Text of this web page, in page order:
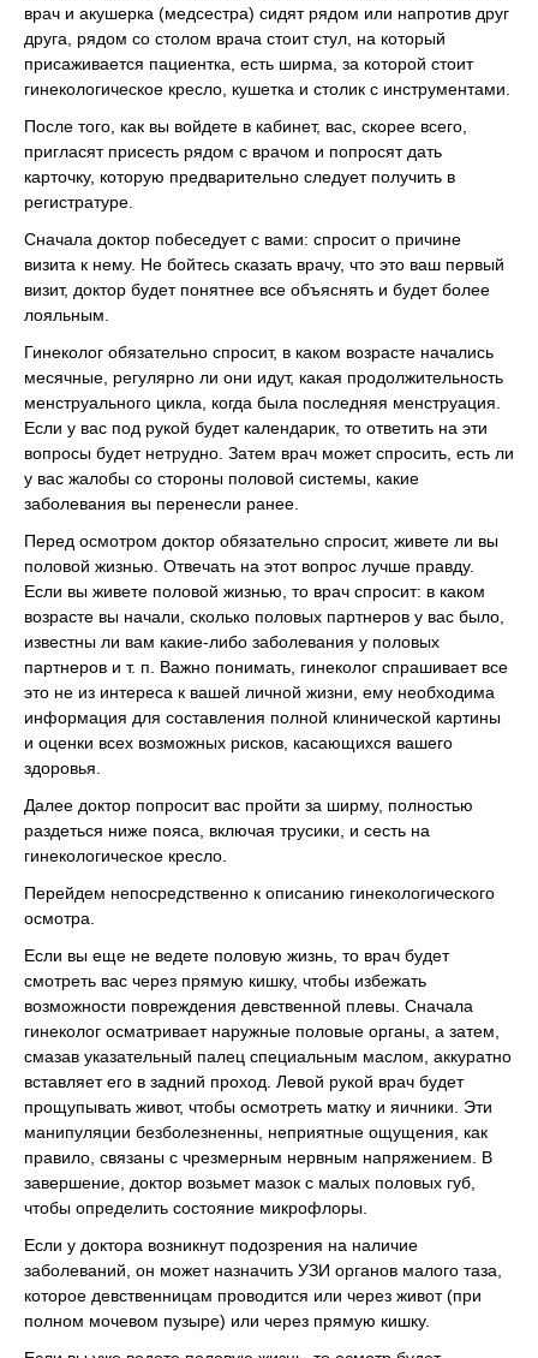
врач и акушерка (медсестра) сидят рядом или напротив друг
друга, рядом со столом врача стоит стул, на который
присаживается пациентка, есть ширма, за которой стоит
гинекологическое кресло, кушетка и столик с инструментами.
После того, как вы войдете в кабинет, вас, скорее всего,
пригласят присесть рядом с врачом и попросят дать
карточку, которую предварительно следует получить в
регистратуре.
Сначала доктор побеседует с вами: спросит о причине
визита к нему. Не бойтесь сказать врачу, что это ваш первый
визит, доктор будет понятнее все объяснять и будет более
лояльным.
Гинеколог обязательно спросит, в каком возрасте начались
месячные, регулярно ли они идут, какая продолжительность
менструального цикла, когда была последняя менструация.
Если у вас под рукой будет календарик, то ответить на эти
вопросы будет нетрудно. Затем врач может спросить, есть ли
у вас жалобы со стороны половой системы, какие
заболевания вы перенесли ранее.
Перед осмотром доктор обязательно спросит, живете ли вы
половой жизнью. Отвечать на этот вопрос лучше правду.
Если вы живете половой жизнью, то врач спросит: в каком
возрасте вы начали, сколько половых партнеров у вас было,
известны ли вам какие-либо заболевания у половых
партнеров и т. п. Важно понимать, гинеколог спрашивает все
это не из интереса к вашей личной жизни, ему необходима
информация для составления полной клинической картины
и оценки всех возможных рисков, касающихся вашего
здоровья.
Далее доктор попросит вас пройти за ширму, полностью
раздеться ниже пояса, включая трусики, и сесть на
гинекологическое кресло.
Перейдем непосредственно к описанию гинекологического
осмотра.
Если вы еще не ведете половую жизнь, то врач будет
смотреть вас через прямую кишку, чтобы избежать
возможности повреждения девственной плевы. Сначала
гинеколог осматривает наружные половые органы, а затем,
смазав указательный палец специальным маслом, аккуратно
вставляет его в задний проход. Левой рукой врач будет
прощупывать живот, чтобы осмотреть матку и яичники. Эти
манипуляции безболезненны, неприятные ощущения, как
правило, связаны с чрезмерным нервным напряжением. В
завершение, доктор возьмет мазок с малых половых губ,
чтобы определить состояние микрофлоры.
Если у доктора возникнут подозрения на наличие
заболеваний, он может назначить УЗИ органов малого таза,
которое девственницам проводится или через живот (при
полном мочевом пузыре) или через прямую кишку.